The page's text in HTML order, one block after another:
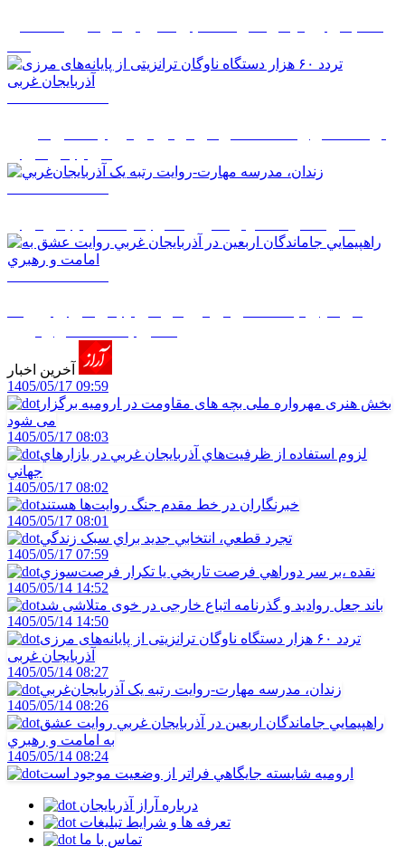
1405/05/17 09:59
بخش هنری مهرواره ملی بچه های مقاومت در ارومیه برگزار
می شود
1405/05/17 08:03
لزوم استفاده از ظرفيت‌هاي آذربايجان غربي در بازارهاي
جهاني
1405/05/17 08:02
خبرنگاران در خط مقدم جنگ روايت‌ها هستند
1405/05/17 08:01
تجرد قطعي، انتخابي جديد براي سبک زندگي
1405/05/17 07:59
نقده ،بر سر دوراهي فرصت تاريخي يا تکرار فرصت‌سوزي
1405/05/14 14:52
باند جعل روادید و گذرنامه اتباع خارجی در خوی متلاشی شد
1405/05/14 14:50
تردد ۶۰ هزار دستگاه ناوگان ترانزیتی از پایانه‌های مرزی
آذربایجان ‌غربی
1405/05/14 08:27
زندان، مدرسه مهارت-روايت رتبه يک آذربايجان‌غربي
1405/05/14 08:26
راهپيمايي جاماندگان اربعين در آذربايجان غربي روايت عشق
به امامت و رهبري
1405/05/14 08:24
اروميه شايسته جايگاهي فراتر از وضعيت موجود است
درباره آراز آذربایجان
تعرفه ها و شرایط تبلیغات
تماس با ما